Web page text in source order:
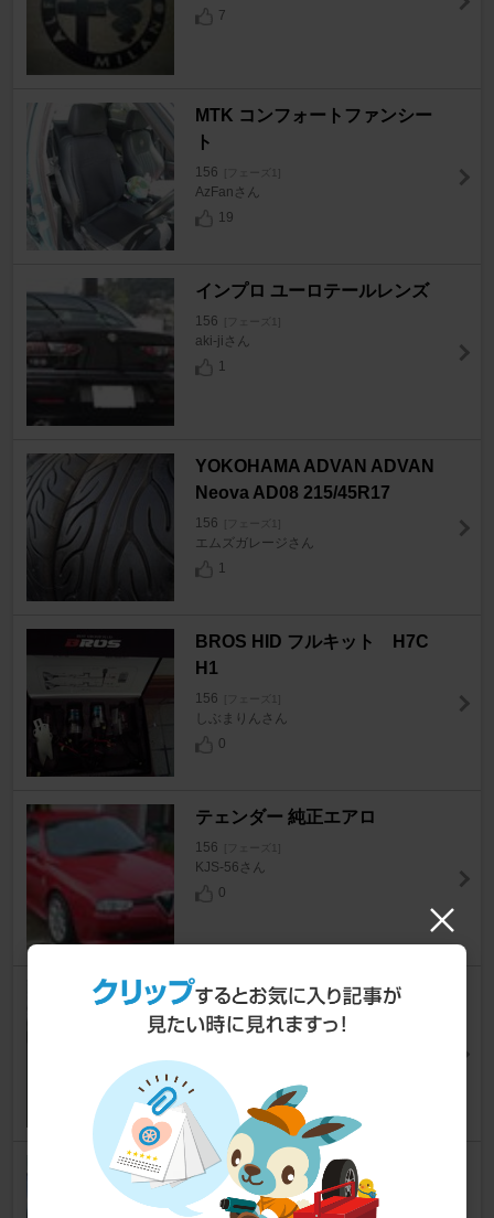
7
MTK コンフォートファンシー
ト
156 [フェーズ1]
AzFanさん
19
インプロ ユーロテールレンズ
156 [フェーズ1]
aki-jiさん
1
YOKOHAMA ADVAN ADVAN
Neova AD08 215/45R17
156 [フェーズ1]
エムズガレージさん
1
BROS HID フルキット H7C
H1
156 [フェーズ1]
しぶまりんさん
0
テェンダー 純正エアロ
156 [フェーズ1]
KJS-56さん
0
ROTA ドアロックピン
156 [フェーズ1]
個人製作品購入 七宝焼エンブレ
ム